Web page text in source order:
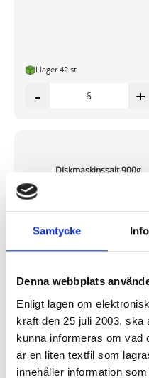
Samtycke
Denna webbplats
Enligt lagen om
kraft den 25 juli 2003,
kunna informeras om vad
är en liten textfil som
innehåller information
I lager 42 st
- +
Diskmaskinssalt 900g
44,86 kr/st
I lager 1476 st
- +